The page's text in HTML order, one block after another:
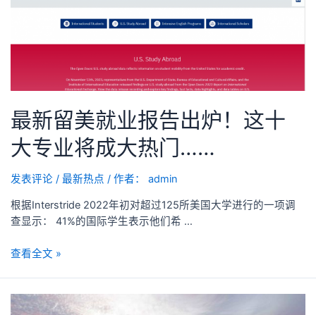
最新留美就业报告出炉！这十
大专业将成大热门……
发表评论 / 最新热点 / 作者： admin
根据Interstride 2022年初对超过125所美国大学进行的一项调
查显示： 41%的国际学生表示他们希 …
查看全文 »